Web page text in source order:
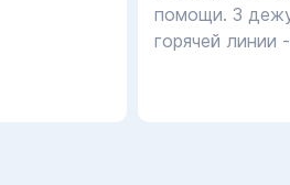
помощи. 3
горячей линии